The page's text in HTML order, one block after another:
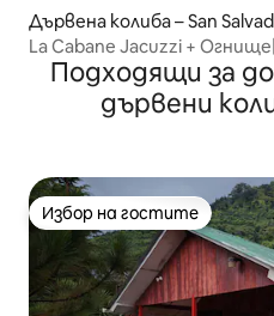
Дървена колиба – San
La Cabane Jacuzzi +
Ескалон
Подходящи за
дървени
Избор на гостите
Избор на гостите